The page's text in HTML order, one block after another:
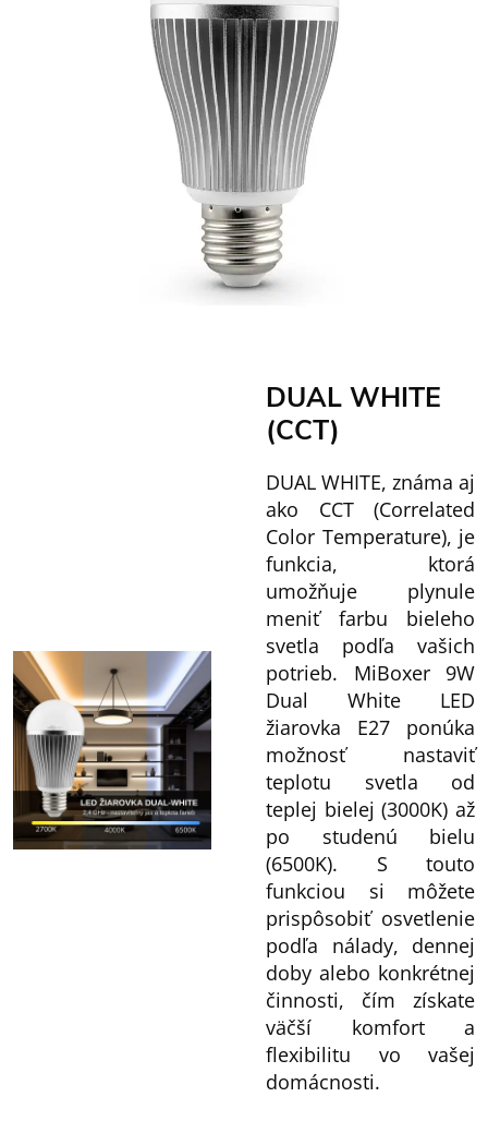
DUAL WHITE
(CCT)
DUAL WHITE, známa aj
ako CCT (Correlated
Color Temperature), je
funkcia, ktorá
umožňuje plynule
meniť farbu bieleho
svetla podľa vašich
potrieb. MiBoxer 9W
Dual White LED
žiarovka E27 ponúka
možnosť nastaviť
teplotu svetla od
teplej bielej (3000K) až
po studenú bielu
(6500K). S touto
funkciou si môžete
prispôsobiť osvetlenie
podľa nálady, dennej
doby alebo konkrétnej
činnosti, čím získate
väčší komfort a
flexibilitu vo vašej
domácnosti.